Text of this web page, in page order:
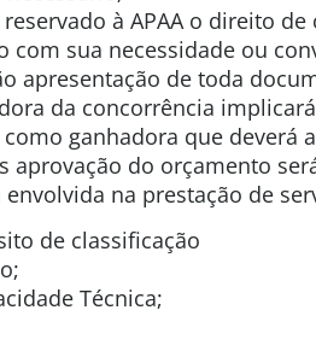
reservado à APAA o direito
com sua necessidade ou
apresentação de toda
da concorrência
ganhadora que deverá
aprovação do orçamento
envolvida na prestação de
de classificação
Técnica;